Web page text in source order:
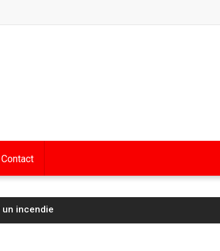
Contact
Cédrine Kerbaol deuxième de la 6ᵉ